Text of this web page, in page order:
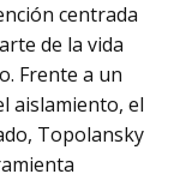
centrada
de la vida
Frente a un
aislamiento, el
Topolansky